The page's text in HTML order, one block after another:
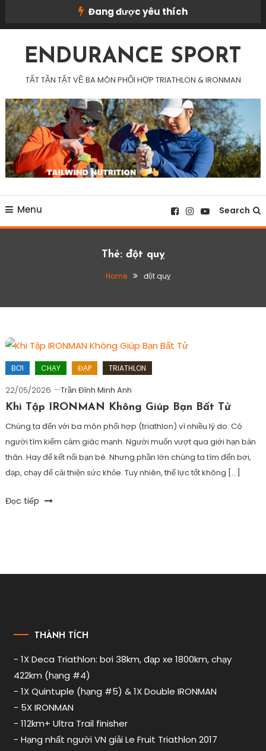
Đang được yêu thích
ENDURANCE SPORT
TẤT TẦN TẬT VỀ BA MÔN PHỐI HỢP TRIATHLON & IRONMAN
Menu Search
Thẻ: đột quỵ
Home đột quỵ
BƠI CHẠY ĐẠP TRIATHLON
22/05/2026
Trần Đình Minh Anh
Khi Tập IRONMAN Không Giúp Bạn Bất Tử
Chúng ta đến với ba môn phối hợp (triathlon) vì nhiều lý do. Có
người tìm kiếm cảm giác mạnh. Người muốn vượt qua giới hạn bản
thân. Hay để kết nối bạn bè. Nhưng phần lớn chúng ta tìm đến bơi,
đạp, chạy để cải thiện sức khỏe. Tuy nhiên, thể lực tốt không […]
Tagged
động
rủi
sức
khỏe
ironman
Đọc tiếp
THÀNH TÍCH
- 1X Deca Triathlon: bơi 38km, đạp xe 1800km, chạy
422km (hạng #4)
- 1X Quintuple (hạng #5) & 1X Double IRONMAN
- 5X IRONMAN
- 112km+ Ultra Trail finisher
- Hạng nhất người VN giải Le Fruit Triathlon 2017